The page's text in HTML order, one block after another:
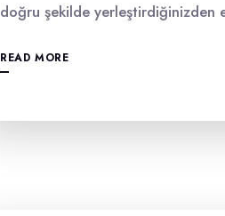
doğru şekilde
READ MORE